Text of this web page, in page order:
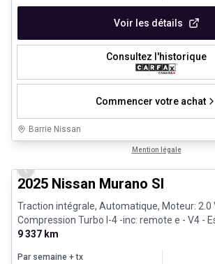
Voir les détails
Consultez l'historique
Commencer votre achat
Barrie Nissan
Mention légale
Previous slide
2025 Nissan Murano Sl
Traction intégrale, Automatique, Moteur: 2.0
Compression Turbo I-4 -inc: remote e - V4 -
9 337 km
Par semaine + tx